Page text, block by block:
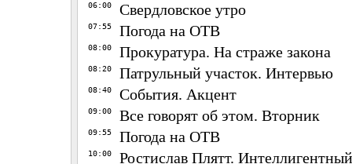
06:00 Свердловское утро
07:55 Погода на ОТВ
08:00 Прокуратура. На страже закона
08:20 Патрульный участок. Интервью
08:40 События. Акцент
09:00 Все говорят об этом. Вторник
09:55 Погода на ОТВ
10:00 Ростислав Плятт.